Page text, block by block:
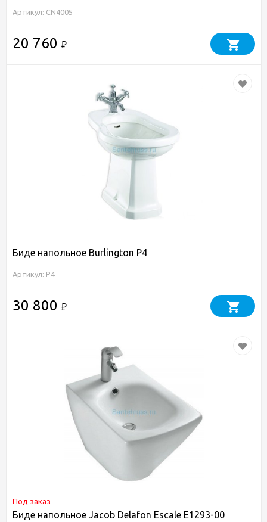
Артикул: CN4005
20 760 ₽
Биде напольное Burlington P4
Артикул: P4
30 800 ₽
Под заказ
Биде напольное Jacob Delafon Escale E1293-00